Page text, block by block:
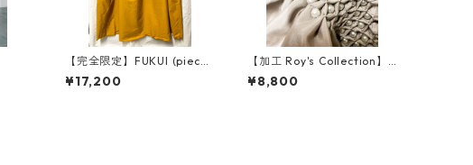
【完全限定】FUKUI (piece
dyeing)
¥17,200
【加工 Roy's Collection】h
and smocking HAORU
¥8,800